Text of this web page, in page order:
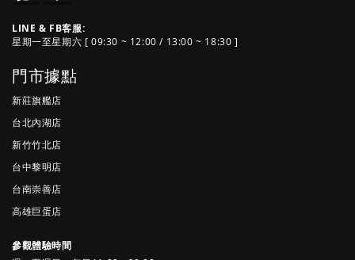
LINE & FB客服:
星期一至星期六 [ 09:30 ~ 12:00 / 13:00 ~ 18:30 ]
門市據點
新莊旗艦店
台北內湖店
新竹竹北店
台中黎明店
台南崇善店
高雄巨蛋店
參觀體驗時間